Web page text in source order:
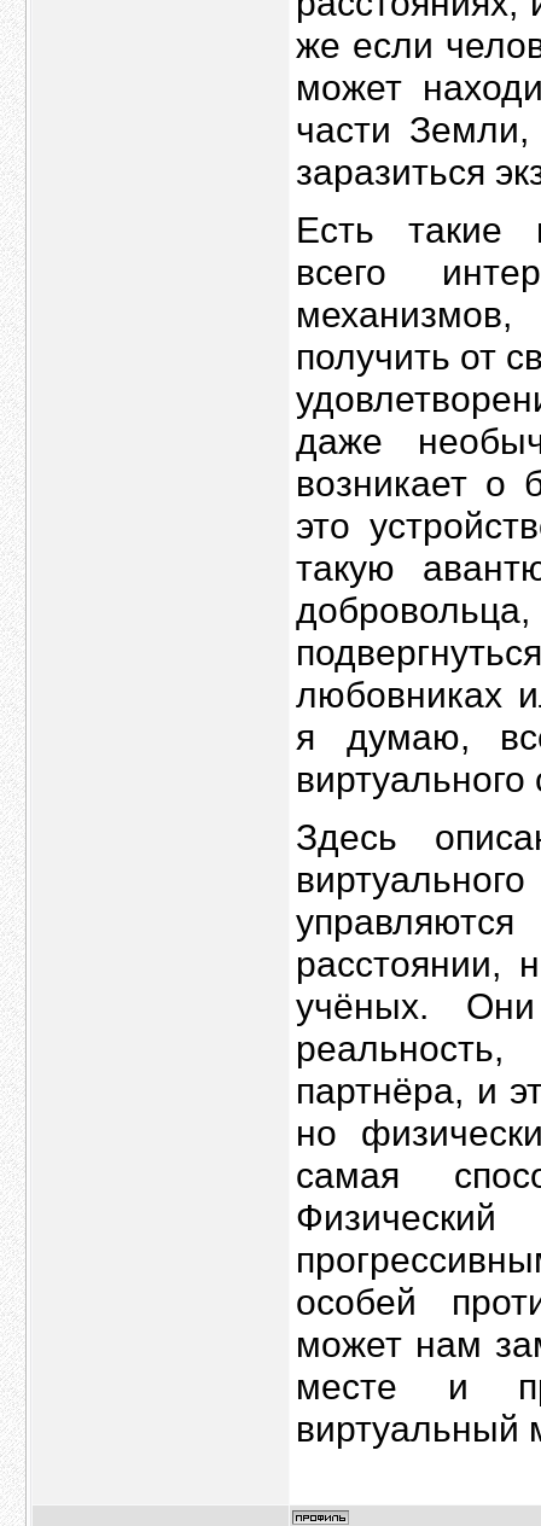
же если
может
части
заразиться
Есть такие
всего
получить от
даже
возникает о
это
такую
любовниках
я думаю,
виртуального
Здесь
расстоянии,
учёных.
партнёра, и
но
самая
особей
может нам
месте и
виртуальный